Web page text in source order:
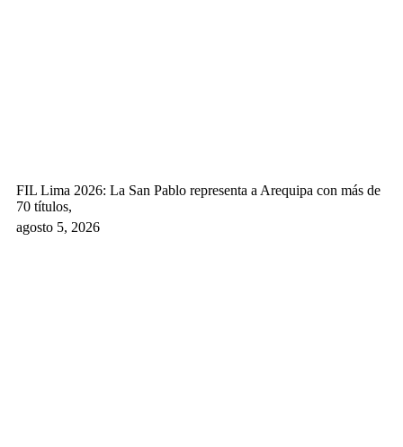
FIL Lima 2026: La San Pablo representa a Arequipa con más de
70 títulos,
agosto 5, 2026